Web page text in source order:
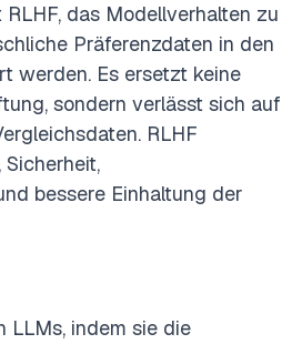
das Modellverhalten zu
Präferenzdaten in den
werden. Es ersetzt keine
sondern verlässt sich auf
RLHF
bessere Einhaltung der
LLMs, indem sie die